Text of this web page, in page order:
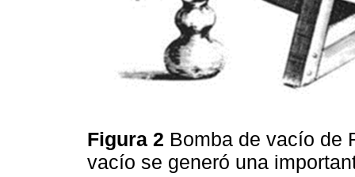
Figura 2 Bomba de vacío de
vacío se generó una